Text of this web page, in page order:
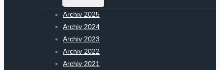
Archiv 2025
Archiv 2024
Archiv 2023
Archiv 2022
Archiv 2021